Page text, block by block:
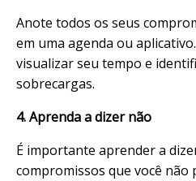
Anote todos os seus
em uma agenda ou
visualizar seu tempo e
sobrecargas.
4. Aprenda a dizer não
É importante aprender a
compromissos que você não